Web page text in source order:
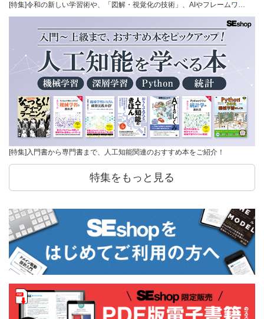
[特集]令和の新しい学習術や、「図解・視覚化の技術」、AIやフレームワ…
[特集]入門書から専門書まで、人工知能関連のおすすめ本をご紹介！
特集をもっと見る